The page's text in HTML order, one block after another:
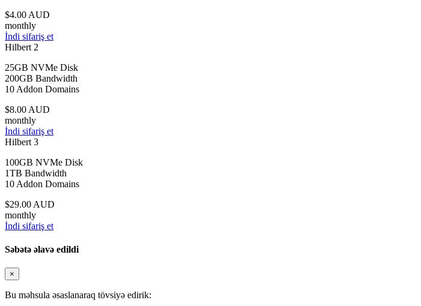
$4.00 AUD
monthly
İndi sifariş et
Hilbert 2
25GB NVMe Disk
200GB Bandwidth
10 Addon Domains
$8.00 AUD
monthly
İndi sifariş et
Hilbert 3
100GB NVMe Disk
1TB Bandwidth
10 Addon Domains
$29.00 AUD
monthly
İndi sifariş et
Səbətə əlavə edildi
×
Bu məhsula əsaslanaraq tövsiyə edirik: